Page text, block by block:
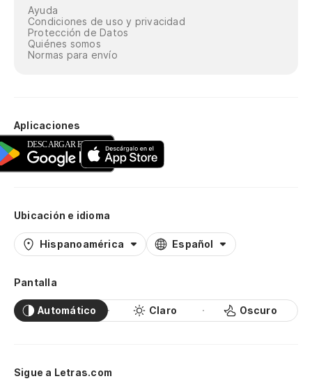
Ayuda
Condiciones de uso y privacidad
Protección de Datos
Quiénes somos
Normas para envío
Aplicaciones
Ubicación e idioma
Hispanoamérica Español
Pantalla
Automático Claro Oscuro
Sigue a Letras.com